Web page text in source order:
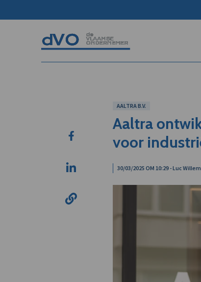
AALTRA B.V.
Aaltra
voor
30/03/2025 OM 10:29 - Luc